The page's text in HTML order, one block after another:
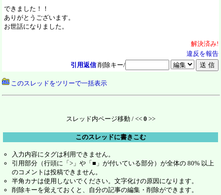
できました！！
ありがとうございます。
お世話になりました。
解決済み!
違反を報告
引用返信 削除キー/
このスレッドをツリーで一括表示
スレッド内ページ移動 / << 0 >>
このスレッドに書きこむ
入力内容にタグは利用できません。
引用部分（行頭に「>」や「■」が付いている部分）が全体の 80% 以上
のコメントは投稿できません。
半角カナは使用しないでください。文字化けの原因になります。
削除キーを覚えておくと、自分の記事の編集・削除ができます。